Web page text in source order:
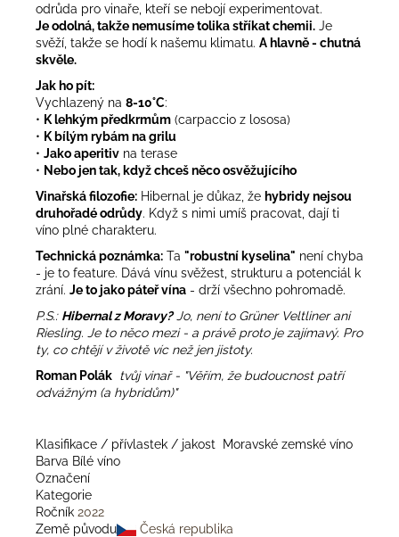
odrůda pro vinaře, kteří se nebojí experimentovat.
Je odolná, takže nemusíme tolika stříkat chemii. Je
svěží, takže se hodí k našemu klimatu. A hlavně - chutná
skvěle.
Jak ho pít:
Vychlazený na 8-10°C:
• K lehkým předkrmům (carpaccio z lososa)
• K bílým rybám na grilu
• Jako aperitiv na terase
• Nebo jen tak, když chceš něco osvěžujícího
Vinařská filozofie: Hibernal je důkaz, že hybridy nejsou
druhořadé odrůdy. Když s nimi umíš pracovat, dají ti
víno plné charakteru.
Technická poznámka: Ta "robustní kyselina" není chyba
- je to feature. Dává vínu svěžest, strukturu a potenciál k
zrání. Je to jako páteř vína - drží všechno pohromadě.
P.S.: Hibernal z Moravy? Jo, není to Grüner Veltliner ani
Riesling. Je to něco mezi - a právě proto je zajímavý. Pro
ty, co chtějí v životě víc než jen jistoty.
Roman Polák tvůj vinař - "Věřím, že budoucnost patří
odvážným (a hybridům)"
Klasifikace / přívlastek / jakost Moravské zemské víno
Barva Bílé víno
Označení
Kategorie
Ročník 2022
Země původu
Česká republika